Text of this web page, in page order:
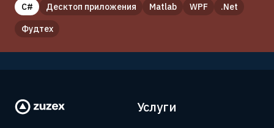
C# Десктоп приложения Matlab WPF
.Net
Фудтех
Услуги